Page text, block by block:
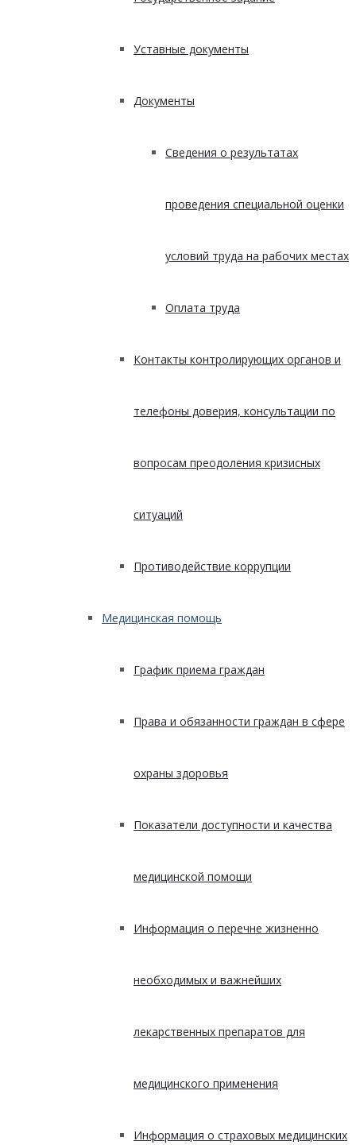
Уставные документы
Документы
Сведения о результатах
проведения специальной оценки
условий труда на рабочих местах
Оплата труда
Контакты контролирующих органов и
телефоны доверия, консультации по
вопросам преодоления кризисных
ситуаций
Противодействие коррупции
Медицинская помощь
График приема граждан
Права и обязанности граждан в сфере
охраны здоровья
Показатели доступности и качества
медицинской помощи
Информация о перечне жизненно
необходимых и важнейших
лекарственных препаратов для
медицинского применения
Информация о страховых медицинских